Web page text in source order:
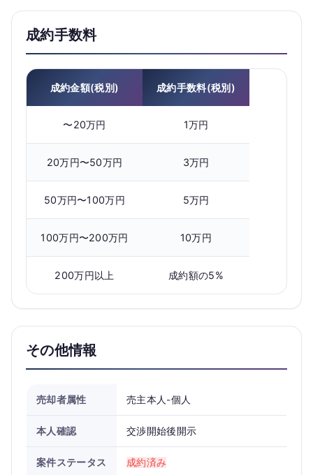
成約手数料
成約金額(税別) 成約手数料(税別)
〜20万円 1万円
20万円〜50万円 3万円
50万円〜100万円 5万円
100万円〜200万円 10万円
200万円以上 成約額の5%
その他情報
売却者属性 売主本人-個人
本人確認 交渉開始後開示
案件ステータス 成約済み